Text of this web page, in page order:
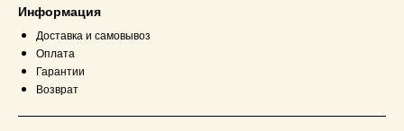
Информация
Доставка и самовывоз
Оплата
Гарантии
Возврат